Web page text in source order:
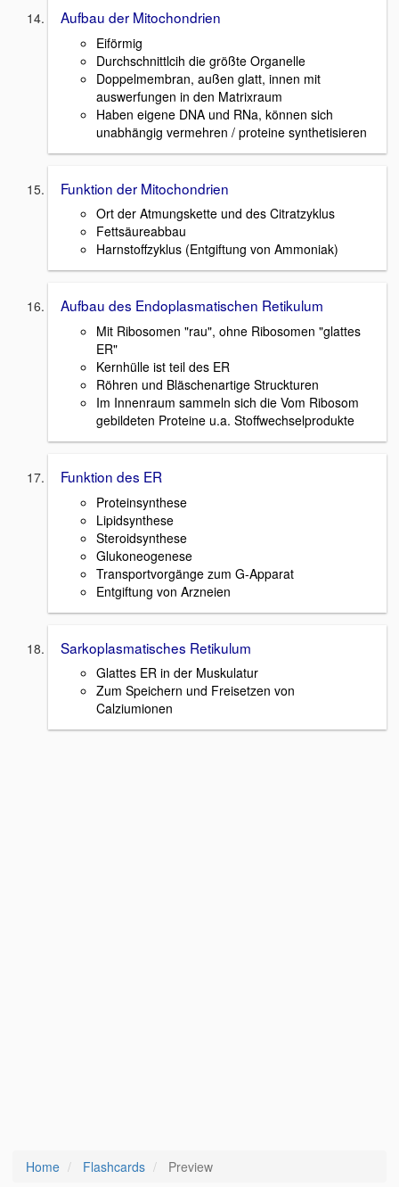
Aufbau der Mitochondrien
Eiförmig
Durchschnittlcih die größte Organelle
Doppelmembran, außen glatt, innen mit
auswerfungen in den Matrixraum
Haben eigene DNA und RNa, können sich
unabhängig vermehren / proteine synthetisieren
Funktion der Mitochondrien
Ort der Atmungskette und des Citratzyklus
Fettsäureabbau
Harnstoffzyklus (Entgiftung von Ammoniak)
Aufbau des Endoplasmatischen Retikulum
Mit Ribosomen "rau", ohne Ribosomen "glattes
ER"
Kernhülle ist teil des ER
Röhren und Bläschenartige Struckturen
Im Innenraum sammeln sich die Vom Ribosom
gebildeten Proteine u.a. Stoffwechselprodukte
Funktion des ER
Proteinsynthese
Lipidsynthese
Steroidsynthese
Glukoneogenese
Transportvorgänge zum G-Apparat
Entgiftung von Arzneien
Sarkoplasmatisches Retikulum
Glattes ER in der Muskulatur
Zum Speichern und Freisetzen von
Calziumionen
Home Flashcards Preview